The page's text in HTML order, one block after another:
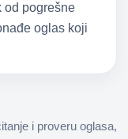
od pogrešne
oglas koji
i proveru oglasa,